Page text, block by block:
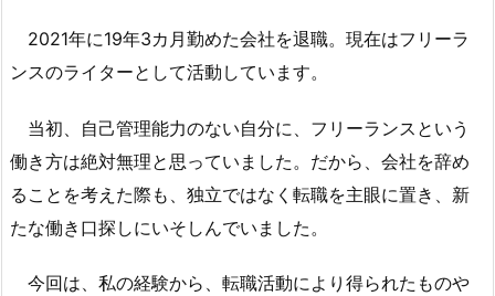
2021年に19年3カ月勤めた会社を退職。現在はフリーラ
ンスのライターとして活動しています。
当初、自己管理能力のない自分に、フリーランスという
働き方は絶対無理と思っていました。だから、会社を辞め
ることを考えた際も、独立ではなく転職を主眼に置き、新
たな働き口探しにいそしんでいました。
今回は、私の経験から、転職活動により得られたものや